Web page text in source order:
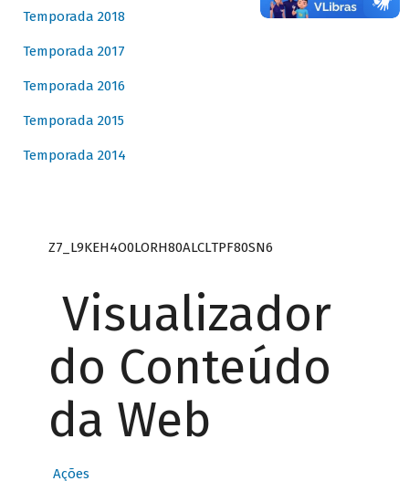
Temporada 2018
Temporada 2017
Temporada 2016
Temporada 2015
Temporada 2014
Z7_L9KEH4O0LORH80ALCLTPF80SN6
Visualizador
do Conteúdo
da Web
Ações